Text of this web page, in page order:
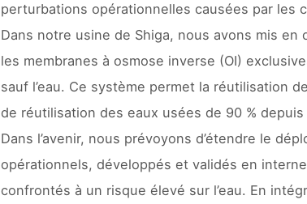
perturbations opérationnelles causées par les
Dans notre usine de Shiga, nous avons mis
les membranes à osmose inverse (OI)
sauf l’eau. Ce système permet la réutilisation
de réutilisation des eaux usées de 90 % depuis
Dans l’avenir, nous prévoyons d’étendre le
opérationnels, développés et validés en
confrontés à un risque élevé sur l’eau. En